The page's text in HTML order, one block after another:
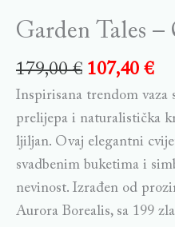
Garden Tales
179,00€ 107,40 €
Inspirisana trendom vaza
prelijepa i naturalistička
ljiljan. Ovaj elegantni
svadbenim buketima i
nevinost. Izrađen od
Aurora Borealis, sa 199